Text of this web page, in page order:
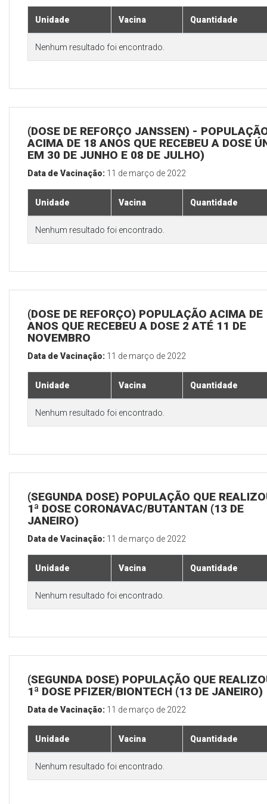
Unidade Vacina Quantidade
Nenhum resultado foi encontrado.
(DOSE DE REFORÇO JANSSEN) -
ACIMA DE 18 ANOS QUE RECEBEU A DOSE
EM 30 DE JUNHO E 08 DE JULHO)
Data de Vacinação: 11 de março de 2022
Unidade Vacina Quantidade
Nenhum resultado foi encontrado.
(DOSE DE REFORÇO) POPULAÇÃO ACIMA DE
ANOS QUE RECEBEU A DOSE 2 ATÉ 11 DE
NOVEMBRO
Data de Vacinação: 11 de março de 2022
Unidade Vacina Quantidade
Nenhum resultado foi encontrado.
(SEGUNDA DOSE) POPULAÇÃO QUE
1ª DOSE CORONAVAC/BUTANTAN (13 DE
JANEIRO)
Data de Vacinação: 11 de março de 2022
Unidade Vacina Quantidade
Nenhum resultado foi encontrado.
(SEGUNDA DOSE) POPULAÇÃO QUE
1ª DOSE PFIZER/BIONTECH (13 DE JANEIRO)
Data de Vacinação: 11 de março de 2022
Unidade Vacina Quantidade
Nenhum resultado foi encontrado.